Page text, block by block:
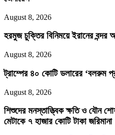
August 8, 2026
হরমুজ চুক্তির বিনিময়ে ইরানের বন্দর
August 8, 2026
ট্রাম্পের ৪০ কোটি ডলারের ‘বলরুম
August 8, 2026
শিশুদের মনস্তাত্ত্বিক ক্ষতি ও যৌন
মেটাকে ৭ হাজার কোটি টাকা জরিমানা